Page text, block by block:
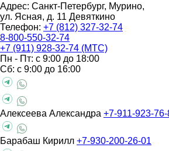
Адрес: Санкт-Петербург, Мурино,
ул. Ясная, д. 11 Девяткино
Телефон: +7 (812) 327-32-74
8-800-550-32-74
+7 (911) 928-32-74 (МТС)
Пн - Пт: с 9:00 до 18:00
Сб: с 9:00 до 16:00
Алексеева Александра +7-911-923-
Барабаш Кирилл +7-930-200-26-01